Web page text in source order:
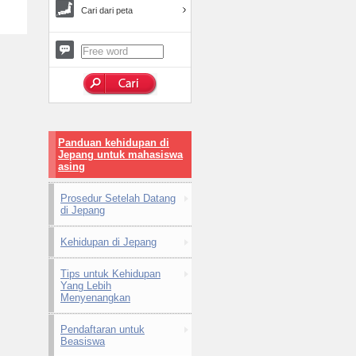
Cari dari peta
Panduan kehidupan di
Jepang untuk mahasiswa
asing
Prosedur Setelah Datang
di Jepang
Kehidupan di Jepang
Tips untuk Kehidupan
Yang Lebih
Menyenangkan
Pendaftaran untuk
Beasiswa